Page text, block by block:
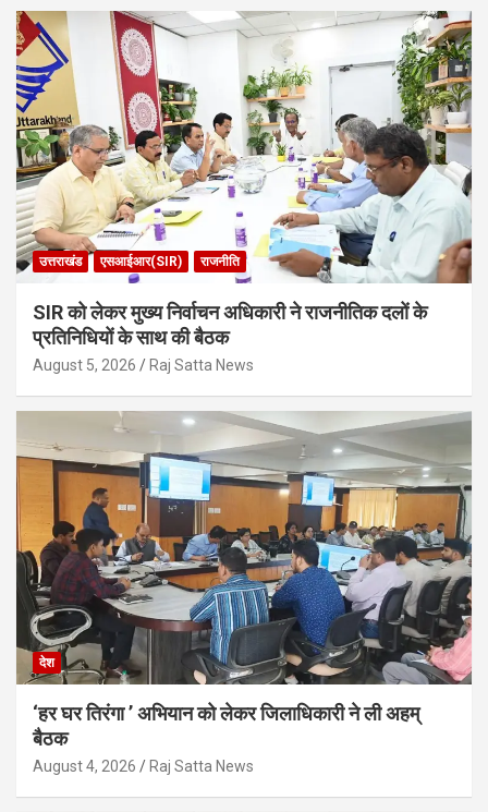
उत्तराखंड एसआईआर(SIR) राजनीति
SIR को लेकर मुख्य निर्वाचन अधिकारी ने राजनीतिक दलों के
प्रतिनिधियों के साथ की बैठक
August 5, 2026 Raj Satta News
देश
‘हर घर तिरंगा ’ अभियान को लेकर जिलाधिकारी ने ली अहम्
बैठक
August 4, 2026 Raj Satta News